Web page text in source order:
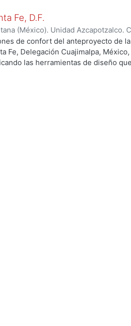
Fe, D.F.
(México). Unidad Azcapotzalco.
)Corro Eguia, Guillermo Heriberto
de confort del anteproyecto de
Fe, Delegación Cuajimalpa, México,
las herramientas de diseño que